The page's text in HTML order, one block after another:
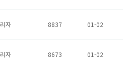
자 8837 01-02
자 8673 01-02